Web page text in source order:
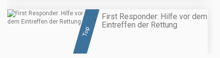
Top
First Responder: Hilfe vor dem
Eintreffen der Rettung